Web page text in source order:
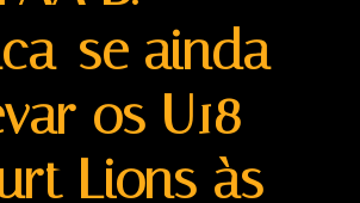
se ainda
os U18
Lions às